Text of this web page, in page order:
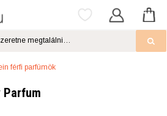
férfi parfümök
Parfum